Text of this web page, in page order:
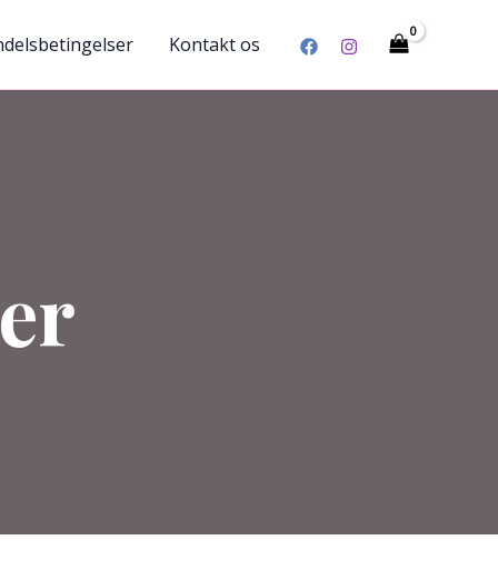
Kontakt os